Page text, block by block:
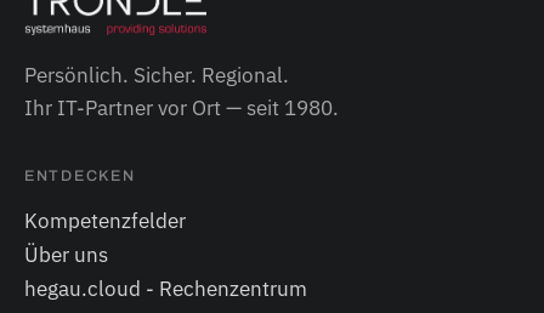
Persönlich. Sicher. Regional.
Ihr IT-Partner vor Ort — seit 1980.
ENTDECKEN
Kompetenzfelder
Über uns
hegau.cloud - Rechenzentrum